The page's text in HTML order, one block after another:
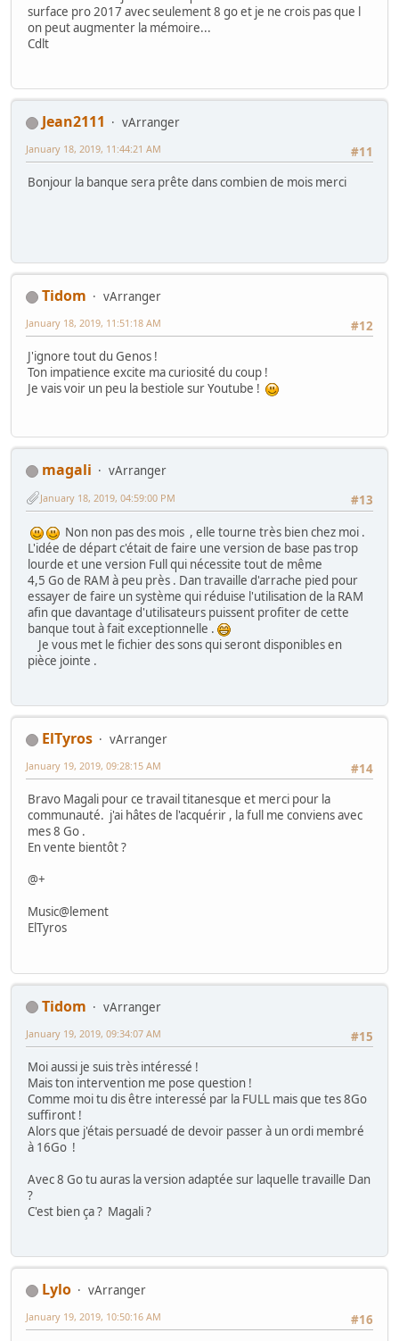
surface pro 2017 avec seulement 8 go et je ne crois pas que l
on peut augmenter la mémoire...
Cdlt
Jean2111
vArranger
#11
January 18, 2019, 11:44:21 AM
Bonjour la banque sera prête dans combien de mois merci
Tidom
vArranger
#12
January 18, 2019, 11:51:18 AM
J'ignore tout du Genos !
Ton impatience excite ma curiosité du coup !
Je vais voir un peu la bestiole sur Youtube !
magali
vArranger
#13
January 18, 2019, 04:59:00 PM
Non non pas des mois , elle tourne très bien chez moi .
L'idée de départ c'était de faire une version de base pas trop
lourde et une version Full qui nécessite tout de même
4,5 Go de RAM à peu près . Dan travaille d'arrache pied pour
essayer de faire un système qui réduise l'utilisation de la RAM
afin que davantage d'utilisateurs puissent profiter de cette
banque tout à fait exceptionnelle .
Je vous met le fichier des sons qui seront disponibles en
pièce jointe .
ElTyros
vArranger
#14
January 19, 2019, 09:28:15 AM
Bravo Magali pour ce travail titanesque et merci pour la
communauté. j'ai hâtes de l'acquérir , la full me conviens avec
mes 8 Go .
En vente bientôt ?
@+
Music@lement
ElTyros
Tidom
vArranger
#15
January 19, 2019, 09:34:07 AM
Moi aussi je suis très intéressé !
Mais ton intervention me pose question !
Comme moi tu dis être interessé par la FULL mais que tes 8Go
suffiront !
Alors que j'étais persuadé de devoir passer à un ordi membré
à 16Go !
Avec 8 Go tu auras la version adaptée sur laquelle travaille Dan
?
C'est bien ça ? Magali ?
Lylo
vArranger
#16
January 19, 2019, 10:50:16 AM